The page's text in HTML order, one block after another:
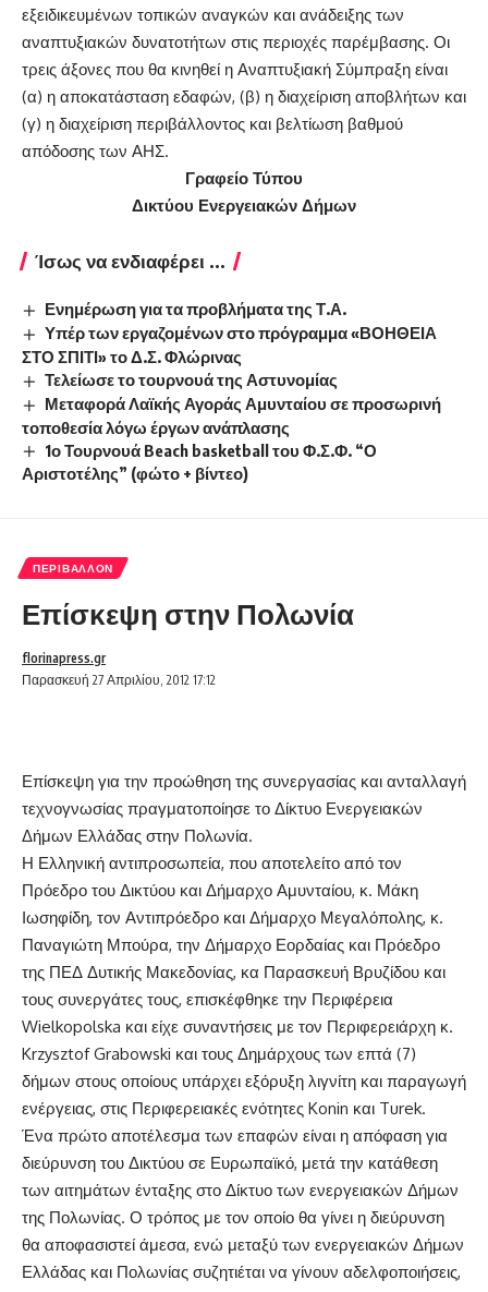
εξειδικευμένων τοπικών αναγκών και ανάδειξης των
αναπτυξιακών δυνατοτήτων στις περιοχές παρέμβασης. Οι
τρεις άξονες που θα κινηθεί η Αναπτυξιακή Σύμπραξη είναι
(α) η αποκατάσταση εδαφών, (β) η διαχείριση αποβλήτων και
(γ) η διαχείριση περιβάλλοντος και βελτίωση βαθμού
απόδοσης των ΑΗΣ.
Γραφείο Τύπου
Δικτύου Ενεργειακών Δήμων
Ίσως να ενδιαφέρει ...
Ενημέρωση για τα προβλήματα της Τ.Α.
Υπέρ των εργαζομένων στο πρόγραμμα «ΒΟΗΘΕΙΑ
ΣΤΟ ΣΠΙΤΙ» το Δ.Σ. Φλώρινας
Τελείωσε το τουρνουά της Αστυνομίας
Μεταφορά Λαϊκής Αγοράς Αμυνταίου σε προσωρινή
τοποθεσία λόγω έργων ανάπλασης
1ο Τουρνουά Beach basketball του Φ.Σ.Φ. “Ο
Αριστοτέλης” (φώτο + βίντεο)
ΠΕΡΙΒΆΛΛΟΝ
Επίσκεψη στην Πολωνία
Παρασκευή 27 Απριλίου, 2012 17:12
florinapress.gr
Επίσκεψη για την προώθηση της συνεργασίας και ανταλλαγή
τεχνογνωσίας πραγματοποίησε το Δίκτυο Ενεργειακών
Δήμων Ελλάδας στην Πολωνία.
Η Ελληνική αντιπροσωπεία, που αποτελείτο από τον
Πρόεδρο του Δικτύου και Δήμαρχο Αμυνταίου, κ. Μάκη
Ιωσηφίδη, τον Αντιπρόεδρο και Δήμαρχο Μεγαλόπολης, κ.
Παναγιώτη Μπούρα, την Δήμαρχο Εορδαίας και Πρόεδρο
της ΠΕΔ Δυτικής Μακεδονίας, κα Παρασκευή Βρυζίδου και
τους συνεργάτες τους, επισκέφθηκε την Περιφέρεια
Wielkopolska και είχε συναντήσεις με τον Περιφερειάρχη κ.
Krzysztof Grabowski και τους Δημάρχους των επτά (7)
δήμων στους οποίους υπάρχει εξόρυξη λιγνίτη και παραγωγή
ενέργειας, στις Περιφερειακές ενότητες Konin και Turek.
Ένα πρώτο αποτέλεσμα των επαφών είναι η απόφαση για
διεύρυνση του Δικτύου σε Ευρωπαϊκό, μετά την κατάθεση
των αιτημάτων ένταξης στο Δίκτυο των ενεργειακών Δήμων
της Πολωνίας. Ο τρόπος με τον οποίο θα γίνει η διεύρυνση
θα αποφασιστεί άμεσα, ενώ μεταξύ των ενεργειακών Δήμων
Ελλάδας και Πολωνίας συζητιέται να γίνουν αδελφοποιήσεις,